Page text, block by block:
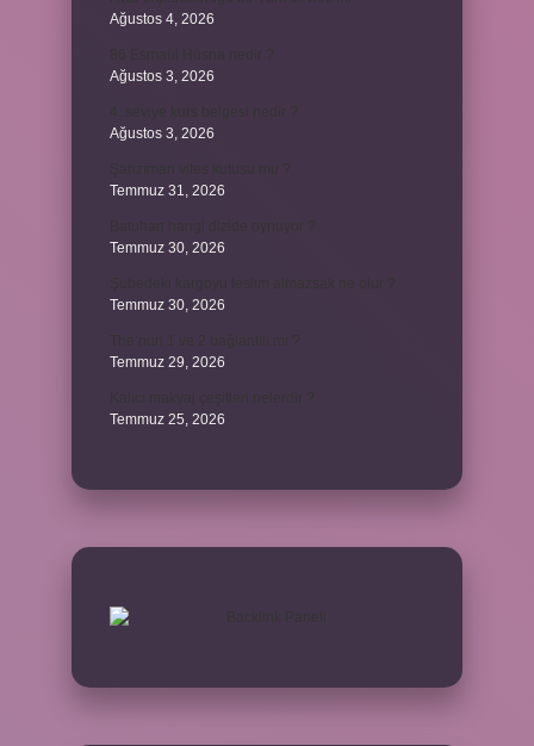
Ağustos 4, 2026
Ağustos 3, 2026
Ağustos 3, 2026
Temmuz 31, 2026
Temmuz 30, 2026
Temmuz 30, 2026
Temmuz 29, 2026
Temmuz 25, 2026